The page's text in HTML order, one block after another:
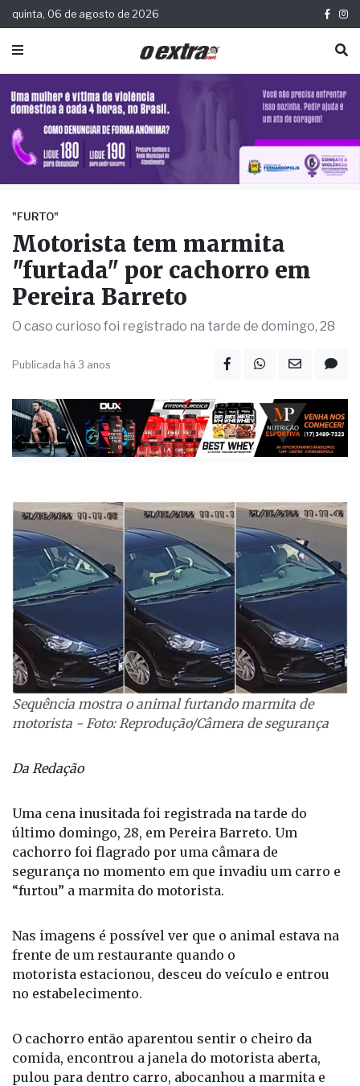
quinta, 06 de agosto de 2026
"FURTO"
Motorista tem marmita
"furtada" por cachorro em
Pereira Barreto
O caso curioso foi registrado na tarde de domingo, 28
Publicada há 3 anos
Sequência mostra o animal furtando marmita de
motorista - Foto: Reprodução/Câmera de segurança
Da Redação
Uma cena inusitada foi registrada na tarde do
último domingo, 28, em Pereira Barreto. Um
cachorro foi flagrado por uma câmara de
segurança no momento em que invadiu um carro e
“furtou” a marmita do motorista.
Nas imagens é possível ver que o animal estava na
frente de um restaurante quando o
motorista estacionou, desceu do veículo e entrou
no estabelecimento.
O cachorro então aparentou sentir o cheiro da
comida, encontrou a janela do motorista aberta,
pulou para dentro carro, abocanhou a marmita e